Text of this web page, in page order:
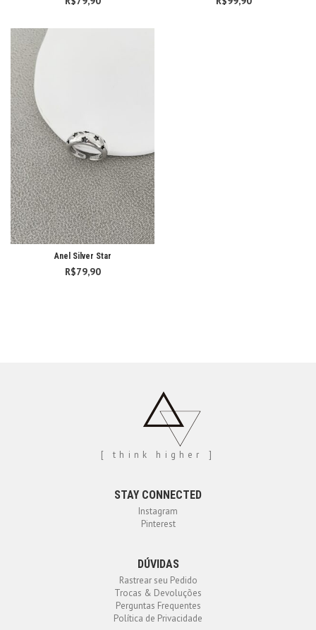
Anel Silver Star
R$79,90
[ think higher ]
STAY CONNECTED
Instagram
Pinterest
DÚVIDAS
Rastrear seu Pedido
Trocas & Devoluções
Perguntas Frequentes
Política de Privacidade